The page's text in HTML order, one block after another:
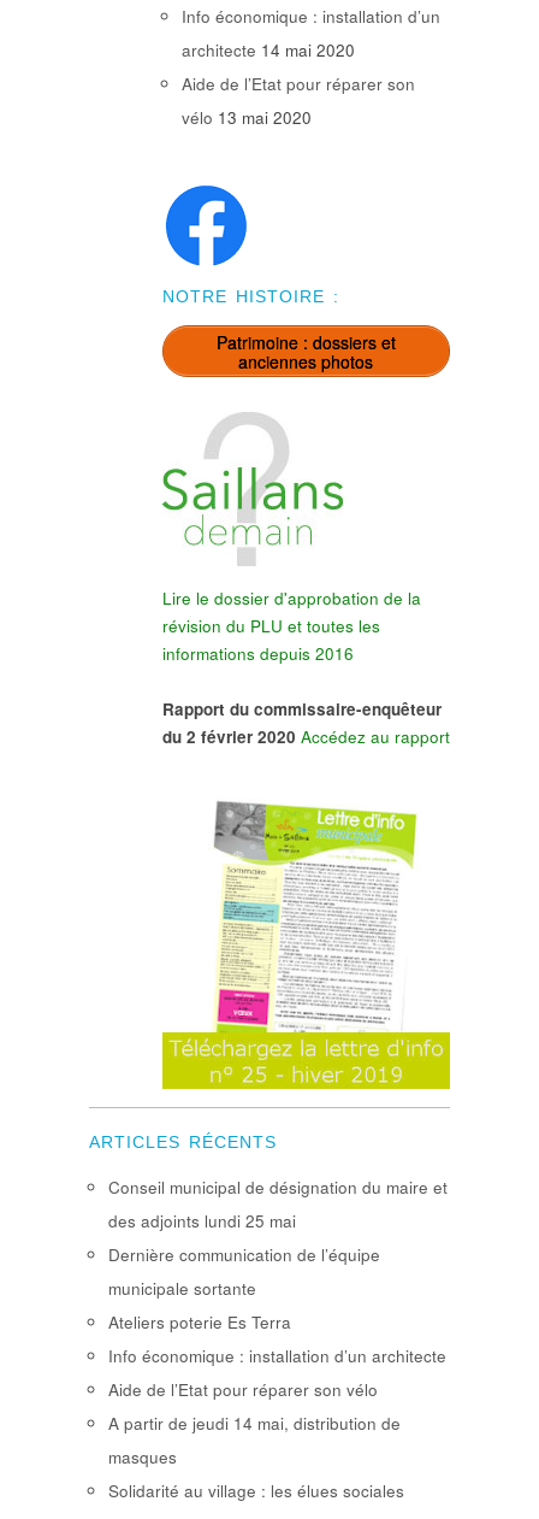
Info économique : installation d’un
architecte 14 mai 2020
Aide de l’Etat pour réparer son
vélo 13 mai 2020
NOTRE HISTOIRE :
Patrimoine : dossiers et
anciennes photos
Lire le dossier d'approbation de la
révision du PLU et toutes les
informations depuis 2016
Rapport du commissaire-enquêteur
du 2 février 2020 Accédez au rapport
ARTICLES RÉCENTS
Conseil municipal de désignation du maire et
des adjoints lundi 25 mai
Dernière communication de l’équipe
municipale sortante
Ateliers poterie Es Terra
Info économique : installation d’un architecte
Aide de l’Etat pour réparer son vélo
A partir de jeudi 14 mai, distribution de
masques
Solidarité au village : les élues sociales